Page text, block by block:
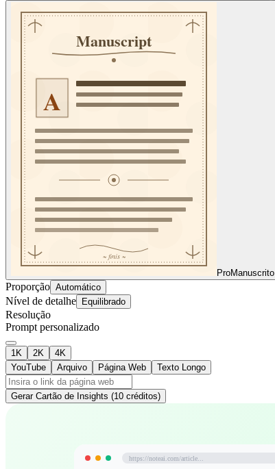
ProManuscrito
Proporção Automático
Nível de detalhe Equilibrado
Resolução
Prompt personalizado
1K 2K
4K
YouTube
Arquivo Página Web Texto Longo
Gerar Cartão de Insights (10 créditos)